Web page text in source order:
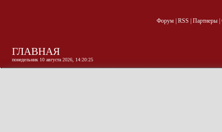
Форум| RSS Партнеры|
ГЛАВНАЯ
понедельник 10 августа 2026, 14:20:26